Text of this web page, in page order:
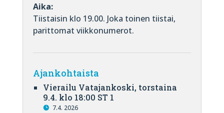
Aika:
Tiistaisin klo 19.00. Joka toinen tiistai,
parittomat viikkonumerot.
Ajankohtaista
Vierailu Vatajankoski, torstaina
9.4. klo 18:00 ST 1
7.4. 2026